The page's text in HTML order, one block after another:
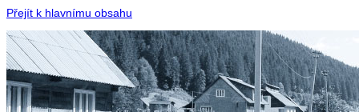
Přejít k hlavnímu obsahu